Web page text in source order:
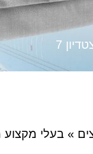
7​​
» בעלי מקצוע